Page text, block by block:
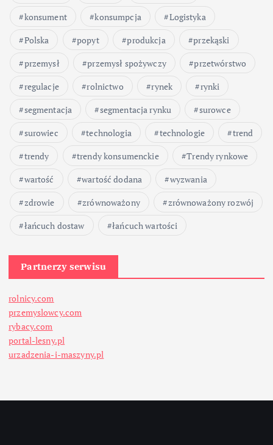
konsument
konsumpcja
Logistyka
Polska
popyt produkcja
przekąski
przemysł
przemysł spożywczy
przetwórstwo
regulacje
rolnictwo rynek
rynki
segmentacja
segmentacja rynku
surowce
surowiec
technologia technologie
trend
trendy
trendy konsumenckie
Trendy rynkowe
wartość
wartość dodana
wyzwania
zdrowie
zrównoważony
zrównoważony rozwój
łańcuch dostaw
łańcuch wartości
Partnerzy serwisu
rolnicy.com
przemyslowcy.com
rybacy.com
portal-lesny.pl
urzadzenia-i-maszyny.pl